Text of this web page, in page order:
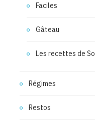
Faciles
Gâteau
Les recettes de
Régimes
Restos